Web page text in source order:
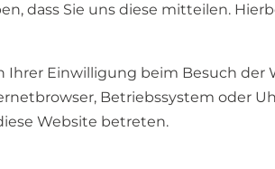
dass Sie uns diese mitteilen.
Einwilligung beim Besuch der
Betriebssystem oder
Website betreten.